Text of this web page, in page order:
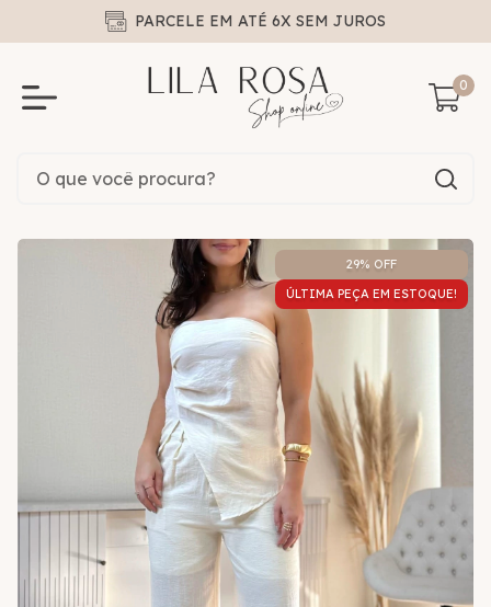
PARCELE EM ATÉ 6X SEM JUROS
0
29% OFF
ÚLTIMA PEÇA EM ESTOQUE!